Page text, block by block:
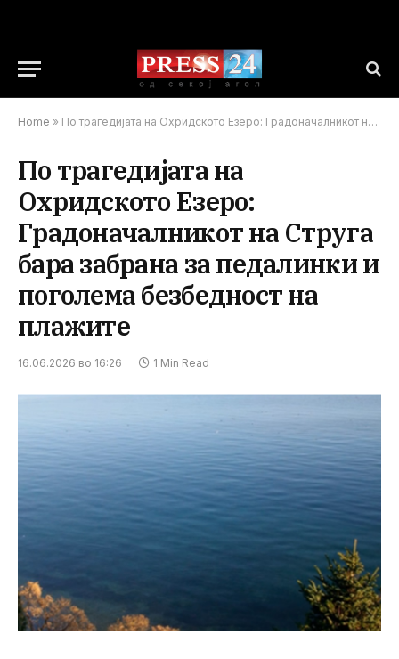
Home » По трагедијата на Охридското Езеро: Градоначалникот на Струга бара забрана за педалинки и поголема безбедност на плажите
По трагедијата на
Охридското Езеро:
Градоначалникот на Струга
бара забрана за педалинки и
поголема безбедност на
плажите
16.06.2026 во 16:26 1 Min Read